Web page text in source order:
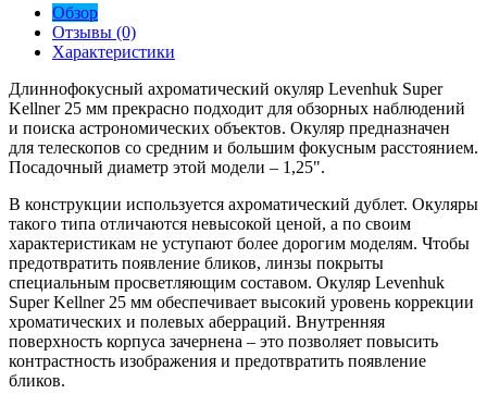
Обзор
Отзывы (0)
Характеристики
Длиннофокусный ахроматический окуляр Levenhuk Super
Kellner 25 мм прекрасно подходит для обзорных наблюдений
и поиска астрономических объектов. Окуляр предназначен
для телескопов со средним и большим фокусным расстоянием.
Посадочный диаметр этой модели – 1,25".
В конструкции используется ахроматический дублет. Окуляры
такого типа отличаются невысокой ценой, а по своим
характеристикам не уступают более дорогим моделям. Чтобы
предотвратить появление бликов, линзы покрыты
специальным просветляющим составом. Окуляр Levenhuk
Super Kellner 25 мм обеспечивает высокий уровень коррекции
хроматических и полевых аберраций. Внутренняя
поверхность корпуса зачернена – это позволяет повысить
контрастность изображения и предотвратить появление
бликов.